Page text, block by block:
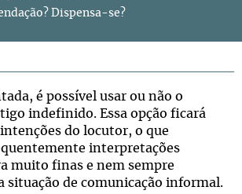
Dispensa-se?
é possível usar ou não o
indefinido. Essa opção ficará
do locutor, o que
interpretações
muito finas e nem sempre
situação de comunicação informal.